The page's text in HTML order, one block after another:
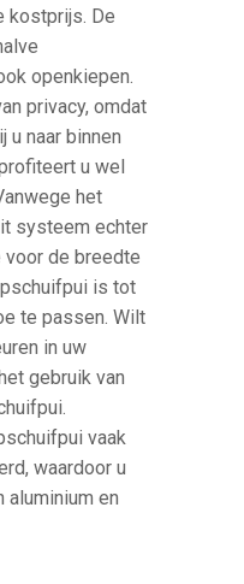
kostprijs. De
openkiepen.
privacy, omdat
u naar binnen
u wel
het
systeem echter
de breedte
is tot
te passen. Wilt
in uw
gebruik van
vaak
waardoor u
en